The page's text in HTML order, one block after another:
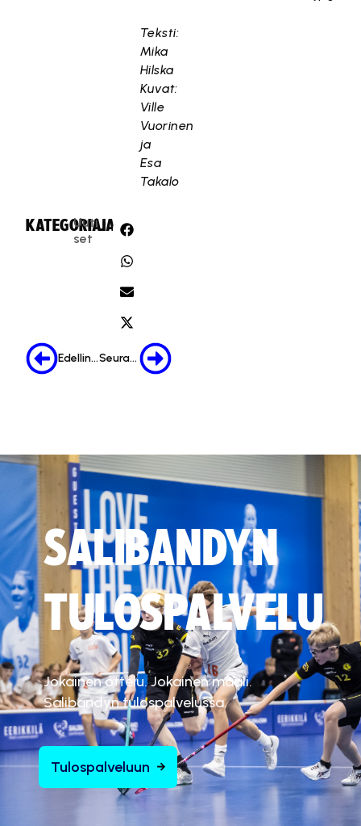
Teksti:
Mika
Hilska
Kuvat:
Ville
Vuorinen
ja
Esa
Takalo
KATEGORIA:
Uuti
set
JAA:
Edellinen Seuraava
SALIBANDYN
TULOSPALVELU
Jokainen ottelu. Jokainen maali.
Salibandyn tulospalvelussa.
Tulospalveluun